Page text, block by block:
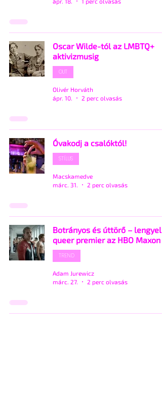
Oscar Wilde-tól az LMBTQ+
aktivizmusig
OUT
Olivér Horváth
ápr. 10.
2 perc olvasás
Óvakodj a csalóktól!
STÍLUS
Macskamedve
márc. 31.
2 perc olvasás
Botrányos és úttörő – lengyel
queer premier az HBO Maxon
TREND
Adam Jurewicz
márc. 27.
2 perc olvasás